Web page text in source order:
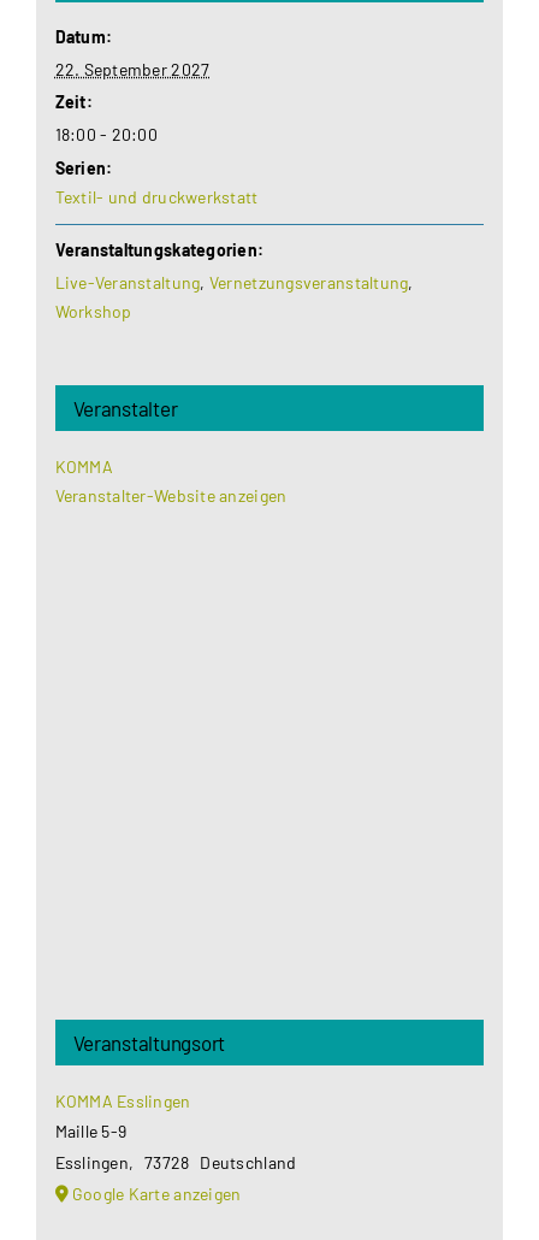
Datum:
22. September 2027
Zeit:
18:00 - 20:00
Serien:
Textil- und druckwerkstatt
Veranstaltungskategorien:
Live-Veranstaltung, Vernetzungsveranstaltung,
Workshop
Veranstalter
KOMMA
Veranstalter-Website anzeigen
Veranstaltungsort
KOMMA Esslingen
Maille 5-9
Esslingen, 73728 Deutschland
Google Karte anzeigen